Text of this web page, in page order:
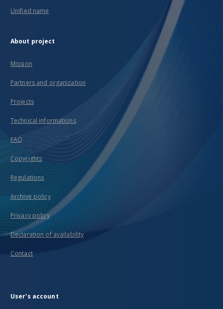
Unified name
About project
Mission
Partners and organization
Projects
Technical informations
FAQ
Copyrights
Regulations
Archive policy
Privacy policy
Declaration of availability
Contact
User's account